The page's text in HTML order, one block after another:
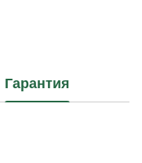
Гарантия